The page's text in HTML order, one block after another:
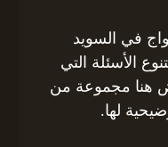
في السويد
الأسئلة التي
هنا مجموعة من
لها.